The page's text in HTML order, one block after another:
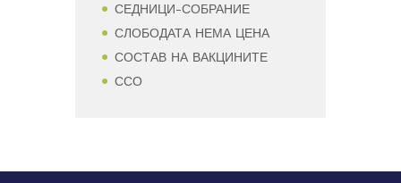
СЕДНИЦИ-СОБРАНИЕ
СЛОБОДАТА НЕМА ЦЕНА
СОСТАВ НА ВАКЦИНИТЕ
ССО